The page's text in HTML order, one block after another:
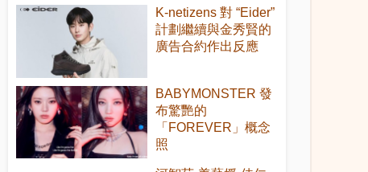
K-netizens 對 “Eider”
計劃繼續與金秀賢的
廣告合約作出反應
BABYMONSTER 發
布驚艷的
「FOREVER」概念
照